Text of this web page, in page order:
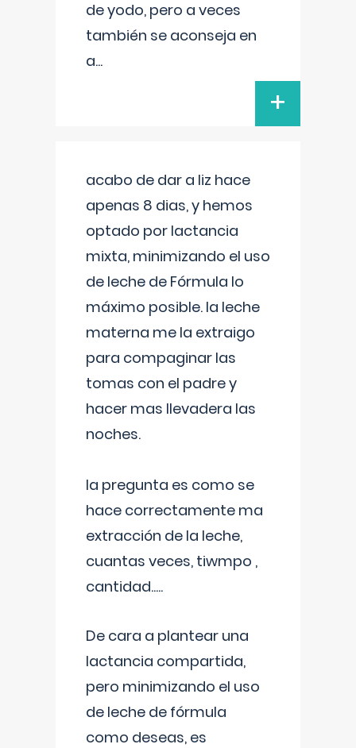
de yodo, pero a veces
también se aconseja en
a...
+
acabo de dar a liz hace
apenas 8 dias, y hemos
optado por lactancia
mixta, minimizando el uso
de leche de Fórmula lo
máximo posible. la leche
materna me la extraigo
para compaginar las
tomas con el padre y
hacer mas llevadera las
noches.
la pregunta es como se
hace correctamente ma
extracción de la leche,
cuantas veces, tiwmpo ,
cantidad.....
De cara a plantear una
lactancia compartida,
pero minimizando el uso
de leche de fórmula
como deseas, es